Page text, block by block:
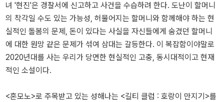
녀 '현진'은 경찰서에 신고하고 사건을 수습하려 한다. 도난이 할머니
의 착각일 수도 있는 가능성, 허물어지는 할머니와 함께해야 하는 현
실적인 돌봄의 문제, 돈이 있다는 사실을 자신들에게 숨겼던 할머니
에 대한 원망 같은 문제가 섞여 삼대는 갈등한다. 이 복잡함이야말로
2020년대를 사는 우리가 당면한 현실적인 고충, 동시대적이고 현재
적인 소설이다.
<혼모노>로 주목받고 있는 성해나는 <길티 클럽 : 호랑이 만지기>를